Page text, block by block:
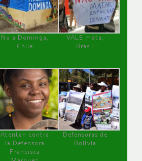
No a Dominga,
Chile
VALE mata,
Brasil
Atentan contra
la Defensora
Francisca
Defensoras de
Bolivia